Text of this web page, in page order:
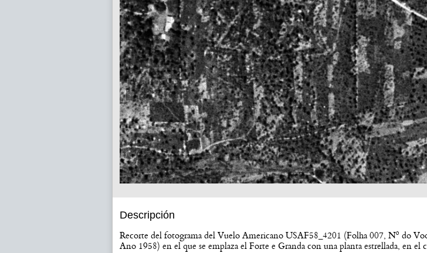
Descripción
Recorte del fotograma del Vuelo Americano USAF58_4201 (Folha 007, Nº do
Ano 1958) en el que se emplaza el Forte e Granda con una planta estrellada, en el